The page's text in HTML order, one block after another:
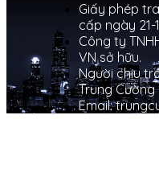
Giấy phép
cấp ngày 21-
Công ty
VN sở hữu.
Người chịu
Trung Cường
Email: